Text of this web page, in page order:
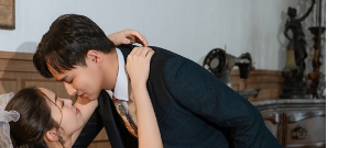
123